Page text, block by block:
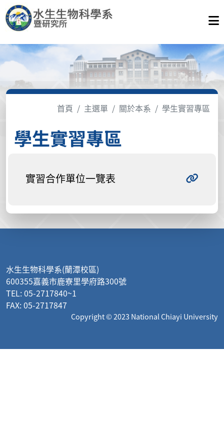
首頁 主選單 關於本系 學生實習專區
學生實習專區
實習合作單位一覽表
水生生物科學系(蘭潭校區)
600355嘉義市鹿寮里學府路300號
TEL: 05-2717840~1
FAX: 05-2717847
Copyright © 2023 National Chiayi University